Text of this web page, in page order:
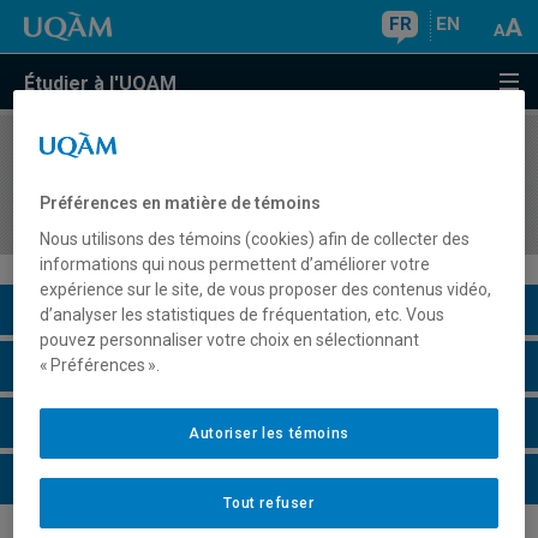
FR EN
Étudier à l'UQAM
COURS//
gouvernement
Description du cours
Horaire - Été 2026
Horaire - Automne 2026
Horaire - Hiver 2027
Préférences en matière de témoins
Nous utilisons des témoins (cookies) afin de collecter des
informations qui nous permettent d’améliorer votre
expérience sur le site, de vous proposer des contenus vidéo,
d’analyser les statistiques de fréquentation, etc. Vous
pouvez personnaliser votre choix en sélectionnant
« Préférences ».
Tout refuser
Autoriser les témoins